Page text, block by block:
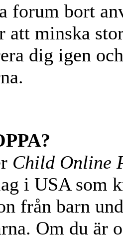
forum bort
att minska
dig igen
Child Online
i USA som
från barn
Om du är